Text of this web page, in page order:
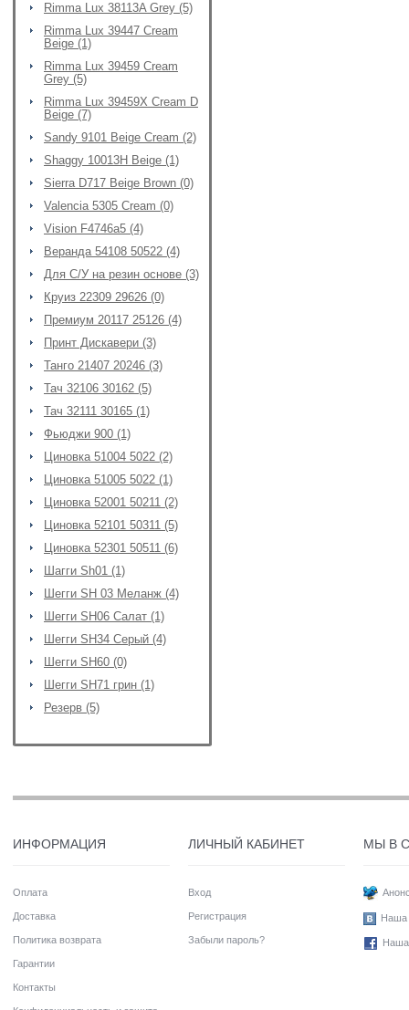
Rimma Lux 38113A Grey (5)
Rimma Lux 39447 Cream
Beige (1)
Rimma Lux 39459 Cream
Grey (5)
Rimma Lux 39459X Cream D
Beige (7)
Sandy 9101 Beige Cream (2)
Shaggy 10013H Beige (1)
Sierra D717 Beige Brown (0)
Valencia 5305 Cream (0)
Vision F4746a5 (4)
Веранда 54108 50522 (4)
Для С/У на резин основе (3)
Круиз 22309 29626 (0)
Премиум 20117 25126 (4)
Принт Дискавери (3)
Танго 21407 20246 (3)
Тач 32106 30162 (5)
Тач 32111 30165 (1)
Фьюджи 900 (1)
Циновка 51004 5022 (2)
Циновка 51005 5022 (1)
Циновка 52001 50211 (2)
Циновка 52101 50311 (5)
Циновка 52301 50511 (6)
Шагги Sh01 (1)
Шегги SH 03 Меланж (4)
Шегги SH06 Салат (1)
Шегги SH34 Серый (4)
Шегги SH60 (0)
Шегги SH71 грин (1)
Резерв (5)
ИНФОРМАЦИЯ
Оплата
Доставка
Политика возврата
Гарантии
Контакты
ЛИЧНЫЙ КАБИНЕТ
Вход
Регистрация
Забыли пароль?
МЫ В
Наша
Наша